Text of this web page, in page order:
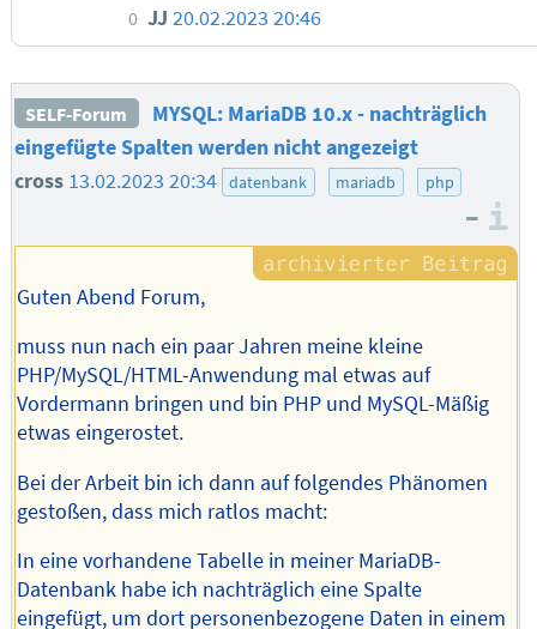
0 JJ20.02.2023 20:46
SELF-Forum
MYSQL: MariaDB 10.x - nachträglich
eingefügte Spalten werden nicht angezeigt
cross 13.02.2023 20:34 datenbank mariadb php
–
Guten Abend Forum,
muss nun nach ein paar Jahren meine kleine
PHP/MySQL/HTML-Anwendung mal etwas auf
Vordermann bringen und bin PHP und MySQL-Mäßig
etwas eingerostet.
Bei der Arbeit bin ich dann auf folgendes Phänomen
gestoßen, dass mich ratlos macht:
In eine vorhandene Tabelle in meiner MariaDB-
Datenbank habe ich nachträglich eine Spalte
eingefügt, um dort personenbezogene Daten in einem